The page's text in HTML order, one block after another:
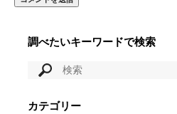
調べたいキーワードで検索
カテゴリー